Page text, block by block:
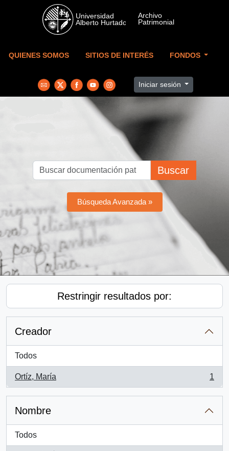
Skip to main content
QUIENES SOMOS SITIOS DE INTERÉS FONDOS
Iniciar sesión
Buscar
Búsqueda Avanzada »
Restringir resultados por:
Creador
Todos
Ortíz, María
, 1 resultados
1
Nombre
Todos